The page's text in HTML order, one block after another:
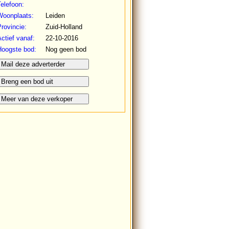
Leiden
Zuid-Holland
vanaf:
22-10-2016
bod:
Nog geen bod
Mail deze adverterder
Breng een bod uit
Meer van deze verkoper